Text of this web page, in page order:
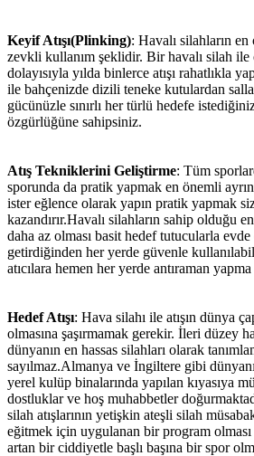
Keyif Atışı(Plinking): Havalı silahların
zevkli kullanım şeklidir. Bir havalı silah
dolayısıyla yılda binlerce atışı rahatlıkla
ile bahçenizde dizili teneke kutulardan
gücünüzle sınırlı her türlü hedefe
özgürlüğüne sahipsiniz.
Atış Tekniklerini Geliştirme: Tüm
sporunda da pratik yapmak en önemli
ister eğlence olarak yapın pratik yapmak
kazandırır.Havalı silahların sahip olduğu
daha az olması basit hedef tutucularla
getirdiğinden her yerde güvenle
atıcılara hemen her yerde antıraman
Hedef Atışı: Hava silahı ile atışın dünya
olmasına şaşırmamak gerekir. İleri düzey
dünyanın en hassas silahları olarak
sayılmaz.Almanya ve İngiltere gibi
yerel kulüp binalarında yapılan kıyasıya
dostluklar ve hoş muhabbetler
silah atışlarının yetişkin ateşli silah
eğitmek için uygulanan bir program olması
artan bir ciddiyetle başlı başına bir spor